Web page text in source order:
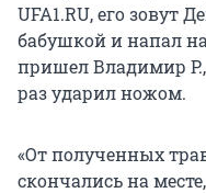
UFA1.RU, его зовут
бабушкой и напал
пришел Владимир
раз ударил ножом.
«От полученных
скончались на